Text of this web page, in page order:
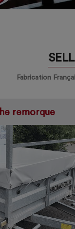
Fabrication
remorque